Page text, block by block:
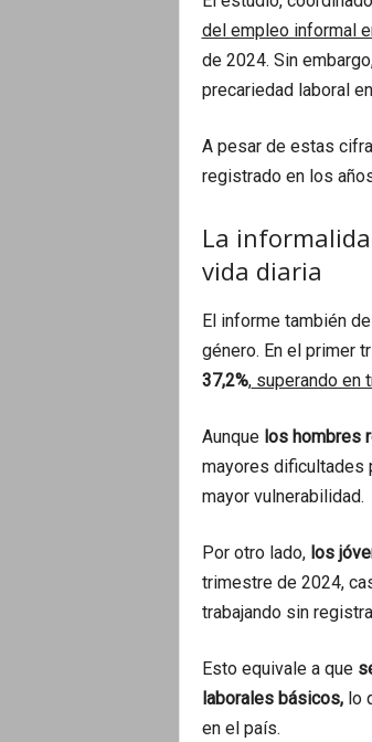
del empleo informal
de 2024. Sin
precariedad laboral
A pesar de estas
registrado en los
La
vida diaria
El informe también
género. En el primer
37,2%,superando en
Aunquelos hombres
mayores dificultades
mayor vulnerabilidad.
Por otro lado, los
trimestre de 2024,
trabajando sin
Esto equivale a que
laborales básicos,lo
en el país.